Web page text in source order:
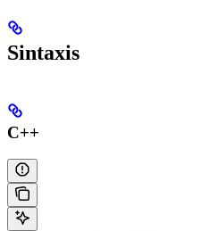
Sintaxis
C++